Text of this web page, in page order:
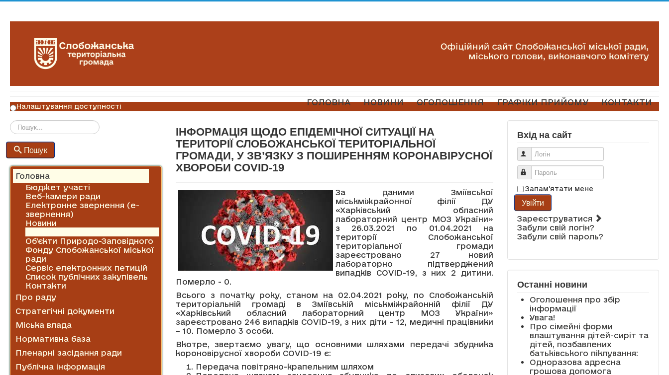
ГОЛОВНА НОВИНИ ОГОЛОШЕННЯ ГРАФІКИ ПРИЙОМУ КОНТАКТИ
Налаштування доступності
Пошук
Головна
Бюджет участі
Веб-камери ради
Електронне звернення (е-
звернення)
Новини
Об'єкти Природо-Заповідного
Фонду Слобожанської міської
ради
Сервіс електронних петицій
Список публічних закупівель
Контакти
Про раду
Стратегічні документи
Міська влада
Нормативна база
Пленарні засідання ради
Публічна інформація
ІНФОРМАЦІЯ ЩОДО ЕПІДЕМІЧНОЇ СИТУАЦІЇ НА
ТЕРИТОРІЇ СЛОБОЖАНСЬКОЇ ТЕРИТОРІАЛЬНОЇ
ГРОМАДИ, У ЗВ’ЯЗКУ З ПОШИРЕННЯМ КОРОНАВІРУСНОЇ
ХВОРОБИ COVID-19
За даними Зміївської
міськміжрайонної філії ДУ
«Харківський обласний
лабораторний центр МОЗ України»
з 26.03.2021 по 01.04.2021 на
території Слобожанської
територіальної громади
зареєстровано 27 новий
лабораторно підтверджений
випадків COVID-19, з них 2 дитини.
Померло - 0.
Всього з початку року, станом на 02.04.2021 року, по Слобожанській
територіальній громаді в Зміївській міськміжрайонній філії ДУ
«Харківський обласний лабораторний центр МОЗ України»
зареєстровано 246 випадків COVID-19, з них діти – 12, медичні працівники
– 10. Померло 3 особи.
Вкотре, звертаємо увагу, що основними шляхами передачі збудника
короновірусної хвороби COVID-19 є:
Передача повітряно-крапельним шляхом
Вхід на сайт
Логін
Пароль
Запам'ятати мене
Увійти
Зареєструватися
Забули свій логін?
Забули свій пароль?
Останні новини
Оголошення про збір
інформації
Увага!
Про сімейні форми
влаштування дітей-сиріт та
дітей, позбавлених
батьківського піклування:
Одноразова адресна
грошова допомога